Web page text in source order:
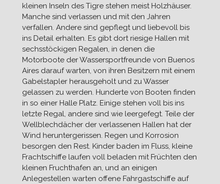
kleinen Inseln des Tigre stehen meist Holzhäuser.
Manche sind verlassen und mit den Jahren
verfallen. Andere sind gepflegt und liebevoll bis
ins Detail erhalten. Es gibt dort riesige Hallen mit
sechsstöckigen Regalen, in denen die
Motorboote der Wassersportfreunde von Buenos
Aires darauf warten, von ihren Besitzern mit einem
Gabelstapler herausgeholt und zu Wasser
gelassen zu werden. Hunderte von Booten finden
in so einer Halle Platz. Einige stehen voll bis ins
letzte Regal, andere sind wie leergefegt. Teile der
Wellblechdächer der verlassenen Hallen hat der
Wind heruntergerissen. Regen und Korrosion
besorgen den Rest. Kinder baden im Fluss, kleine
Frachtschiffe laufen voll beladen mit Früchten den
kleinen Fruchthafen an, und an einigen
Anlegestellen warten offene Fahrgastschiffe auf